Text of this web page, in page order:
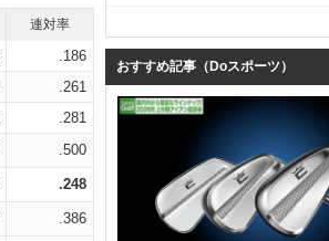
連対率
.186
.261
.281
.500
.248
.386
おすすめ記事（Doスポーツ）